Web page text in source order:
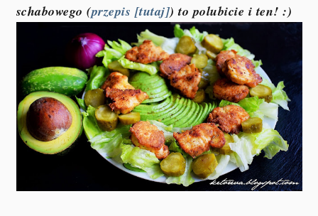
schabowego (przepis [tutaj]) to polubicie i ten! :)